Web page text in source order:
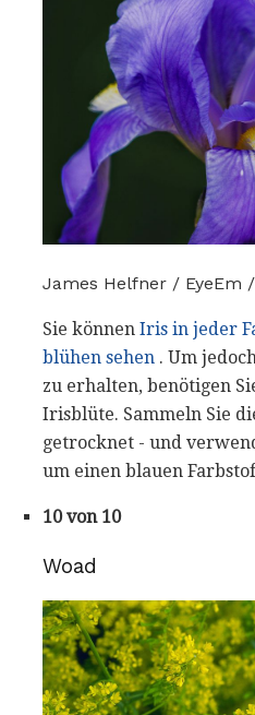
James Helfner / EyeEm
Sie können Iris in jeder
blühen sehen . Um
zu erhalten, benötigen
Irisblüte. Sammeln Sie
getrocknet - und
um einen blauen
10 von 10
Woad